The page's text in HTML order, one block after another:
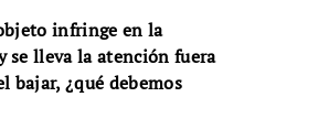
infringe en la
se lleva la atención fuera
bajar, ¿qué debemos